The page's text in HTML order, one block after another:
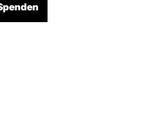
Verdau­ungstrakt